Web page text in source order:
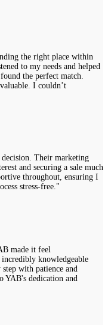
the right place within
to my needs and helped
the perfect match.
I couldn’t
Their marketing
and securing a sale much
throughout, ensuring I
stress-free."
made it feel
knowledgeable
with patience and
YAB's dedication and